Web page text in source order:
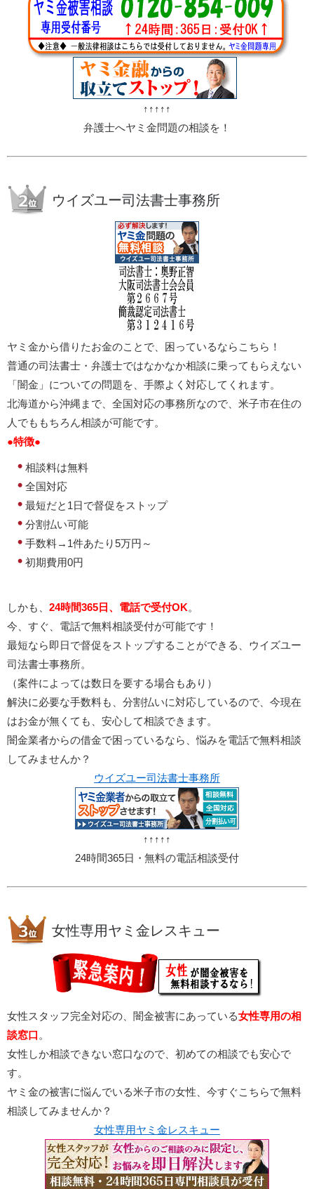
↑↑↑↑↑
弁護士へヤミ金問題の相談を！
ウイズユー司法書士事務所
ヤミ金から借りたお金のことで、困っているならこちら！
普通の司法書士・弁護士ではなかなか相談に乗ってもらえない
「闇金」についての問題を、手際よく対応してくれます。
北海道から沖縄まで、全国対応の事務所なので、米子市在住の
人でももちろん相談が可能です。
●特徴●
相談料は無料
全国対応
最短だと1日で督促をストップ
分割払い可能
手数料→1件あたり5万円～
初期費用0円
しかも、 24時間365日、電話で受付OK。
今、すぐ、電話で無料相談受付が可能です！
最短なら即日で督促をストップすることができる、ウイズユー
司法書士事務所。
（案件によっては数日を要する場合もあり）
解決に必要な手数料も、分割払いに対応しているので、今現在
はお金が無くても、安心して相談できます。
闇金業者からの借金で困っているなら、悩みを電話で無料相談
してみませんか？
ウイズユー司法書士事務所
↑↑↑↑↑
24時間365日・無料の電話相談受付
女性専用ヤミ金レスキュー
女性スタッフ完全対応の、闇金被害にあっている女性専用の相
談窓口 。
女性しか相談できない窓口なので、初めての相談でも安心で
す。
ヤミ金の被害に悩んでいる米子市の女性、今すぐこちらで無料
相談してみませんか？
女性専用ヤミ金レスキュー